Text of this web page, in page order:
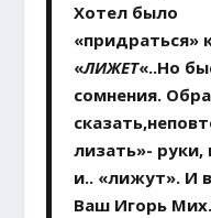
Хотел было
«придраться»
«ЛИЖЕТ«..Но
сомнения.
лизать»-
и.. «лижут». И
Ваш Игорь Мих.